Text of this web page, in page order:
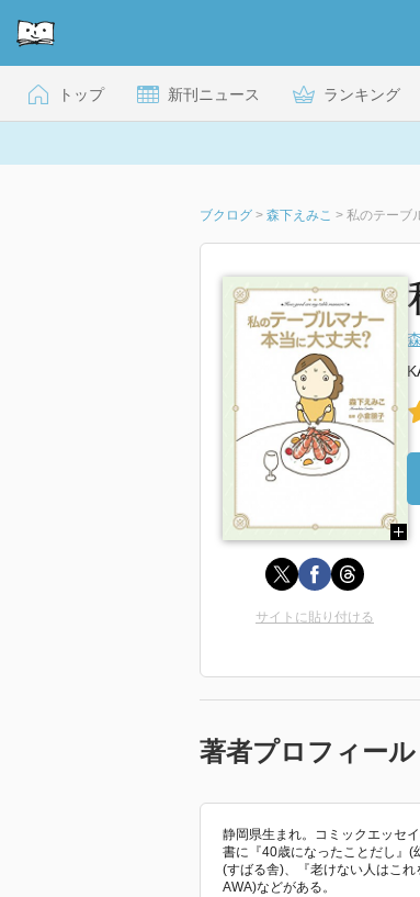
トップ 新刊ニュース ランキング
ブクログ > 森下えみこ > 私のテーブ
サイトに貼り付ける
著者プロフィール
静岡県生まれ。コミックエッセ
書に『40歳になったことだし』(
(すばる舎)、『老けない人はこ
AWA)などがある。